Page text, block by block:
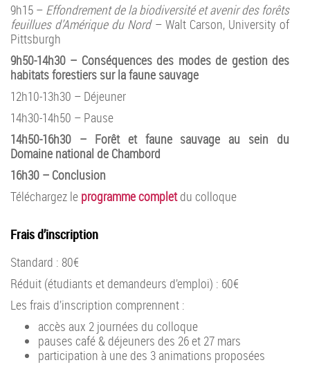
9h15 – Effondrement de la biodiversité et avenir des forêts
feuillues d’Amérique du Nord– Walt Carson, University of
Pittsburgh
9h50-14h30 – Conséquences des modes de gestion des
habitats forestiers sur la faune sauvage
12h10-13h30 – Déjeuner
14h30-14h50 – Pause
14h50-16h30 – Forêt et faune sauvage au sein du
Domaine national de Chambord
16h30 – Conclusion
Téléchargez le programme completdu colloque
Frais d’inscription
Standard : 80€
Réduit (étudiants et demandeurs d’emploi) : 60€
Les frais d’inscription comprennent :
accès aux 2 journées du colloque
pauses café & déjeuners des 26 et 27 mars
participation à une des 3 animations proposées